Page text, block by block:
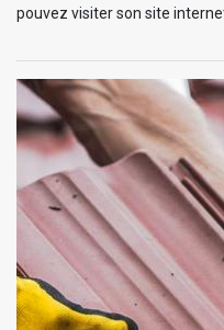
pouvez visiter son site